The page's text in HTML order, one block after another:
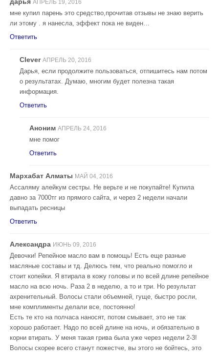
АПРЕЛЬ 19, 2016
мне купил парень это средство,прочитав отзывы не знаю верить
ли этому . я нанесла, эффект пока не виден…
Ответить
Clever АПРЕЛЬ 20, 2016
Дарья, если продолжите пользоваться, отпишитесь нам потом
о результатах. Думаю, многим будет полезна такая
информация.
Ответить
Аноним АПРЕЛЬ 24, 2016
мне помог
Ответить
Мархабат Алматы МАЙ 04, 2016
Ассаляму алейкум сестры. Не верьте и не покупайте! Купила
давно за 7000тг из прямого сайта, и через 2 недели начали
выпадать ресницы
Ответить
Александра ИЮНЬ 09, 2016
Девочки! Репейное масло вам в помощь! Есть еще разные
масляные составы и тд. Делюсь тем, что реально помогло и
стоит копейки. Я втирала в кожу головы и по всей длине репейное
масло на всю ночь. Раза 2 в неделю, а то и три. Но результат
ахренительный. Волосы стали объемней, гуще, быстро росли,
мне комплименты делали все, постоянно!
Есть те кто на полчаса наносят, потом смывает, это не так
хорошо работает. Надо по всей длине на ночь, и обязательно в
корни втирать. У меня такая грива была уже через недели 2-3!
Волосы скорее всего станут пожестче, вы этого не бойтесь, это